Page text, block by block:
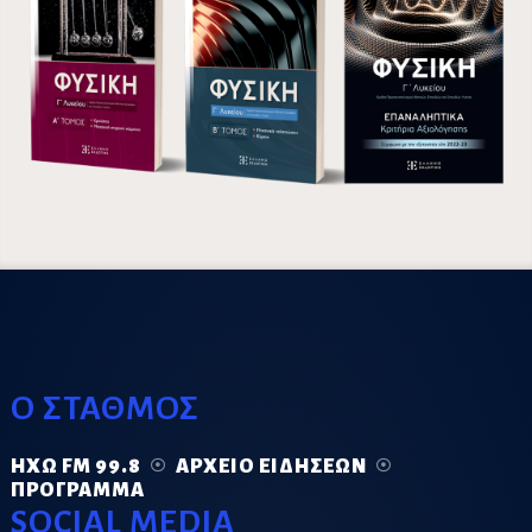
Ο ΣΤΑΘΜΟΣ
ΗΧΏ FM 99.8
ΑΡΧΕΊΟ ΕΙΔΉΣΕΩΝ
ΠΡΌΓΡΑΜΜΑ
SOCIAL MEDIA